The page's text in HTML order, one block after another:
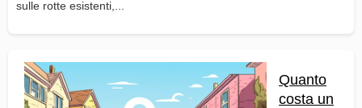
sulle rotte esistenti,...
Quanto
costa un